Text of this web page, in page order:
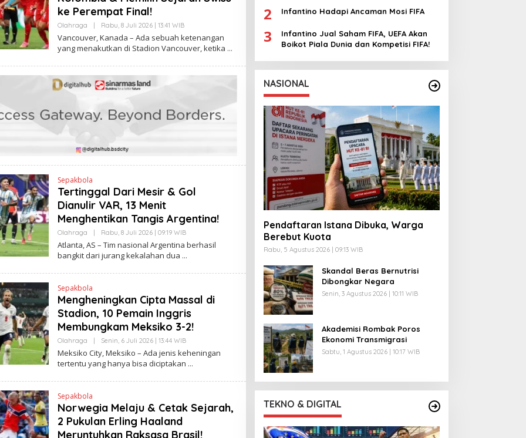
I
N
ke Perempat Final!
Olahraga | Rabu, 8 Juli 2026 | 13:41 WIBO
E
H
E
E
K
Vancouver, Kanada – Ada sebuah ketenangan
yang menakutkan di Stadion Vancouver, ketika
Sepakbola
Tertinggal Dari Mesir & Gol
Dianulir VAR, 13 Menit
Menghentikan Tangis Argentina!
Olahraga Rabu, 8 Juli 2026 | 09:19 WIBO
L
E
H
E
R
N
E
W
S
I
N
Atlanta, AS – Tim nasional Argentina berhasil
bangkit dari jurang kekalahan dua
Sepakbola
Mengheningkan Cipta Massal di
Stadion, 10 Pemain Inggris
Membungkam Meksiko 3-2!
Olahraga Senin, 6 Juli 2026 | 13:44 WIBO
L
E
H
E
R
E
Meksiko City, Meksiko – Ada jenis keheningan
tertentu yang hanya bisa diciptakan
Sepakbola
Norwegia Melaju & Cetak Sejarah,
2 Pukulan Erling Haaland
Meruntuhkan Raksasa Brasil!
2 Infantino Hadapi Ancaman Mosi FIFA
3
Infantino Jual Saham FIFA, UEFA Akan
Boikot Piala Dunia dan Kompetisi FIFA!
NASIONAL
Pendaftaran Istana Dibuka, Warga
Berebut Kuota
Rabu, 5 Agustus 2026 | 09:13 WIB
Skandal Beras Bernutrisi
Dibongkar Negara
Senin, 3 Agustus 2026 | 10:11 WIB
Akademisi Rombak Poros
Ekonomi Transmigrasi
Sabtu, 1 Agustus 2026 | 10:17 WIB
TEKNO & DIGITAL